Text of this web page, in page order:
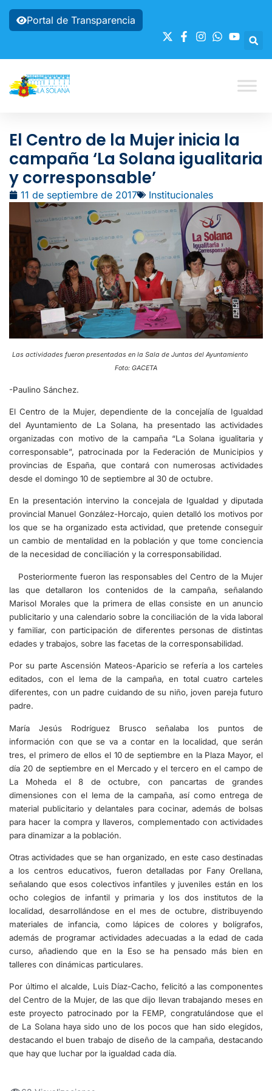
Portal de Transparencia
El Centro de la Mujer inicia la
campaña ‘La Solana igualitaria
y corresponsable’
11 de septiembre de 2017 Institucionales
Las actividades fueron presentadas en la Sala de Juntas del Ayuntamiento
Foto: GACETA
-Paulino Sánchez.
El Centro de la Mujer, dependiente de la concejalía de Igualdad
del Ayuntamiento de La Solana, ha presentado las actividades
organizadas con motivo de la campaña “La Solana igualitaria y
corresponsable”, patrocinada por la Federación de Municipios y
provincias de España, que contará con numerosas actividades
desde el domingo 10 de septiembre al 30 de octubre.
En la presentación intervino la concejala de Igualdad y diputada
provincial Manuel González-Horcajo, quien detalló los motivos por
los que se ha organizado esta actividad, que pretende conseguir
un cambio de mentalidad en la población y que tome conciencia
de la necesidad de conciliación y la corresponsabilidad.
Posteriormente fueron las responsables del Centro de la Mujer
las que detallaron los contenidos de la campaña, señalando
Marisol Morales que la primera de ellas consiste en un anuncio
publicitario y una calendario sobre la conciliación de la vida laboral
y familiar, con participación de diferentes personas de distintas
edades y trabajos, sobre las facetas de la corresponsabilidad.
Por su parte Ascensión Mateos-Aparicio se refería a los carteles
editados, con el lema de la campaña, en total cuatro carteles
diferentes, con un padre cuidando de su niño, joven pareja futuro
padre.
María Jesús Rodríguez Brusco señalaba los puntos de
información con que se va a contar en la localidad, que serán
tres, el primero de ellos el 10 de septiembre en la Plaza Mayor, el
día 20 de septiembre en el Mercado y el tercero en el campo de
La Moheda el 8 de octubre, con pancartas de grandes
dimensiones con el lema de la campaña, así como entrega de
material publicitario y delantales para cocinar, además de bolsas
para hacer la compra y llaveros, complementado con actividades
para dinamizar a la población.
Otras actividades que se han organizado, en este caso destinadas
a los centros educativos, fueron detalladas por Fany Orellana,
señalando que esos colectivos infantiles y juveniles están en los
ocho colegios de infantil y primaria y los dos institutos de la
localidad, desarrollándose en el mes de octubre, distribuyendo
materiales de infancia, como lápices de colores y bolígrafos,
además de programar actividades adecuadas a la edad de cada
curso, añadiendo que en la Eso se ha pensado más bien en
talleres con dinámicas particulares.
Por último el alcalde, Luis Díaz-Cacho, felicitó a las componentes
del Centro de la Mujer, de las que dijo llevan trabajando meses en
este proyecto patrocinado por la FEMP, congratulándose que el
de La Solana haya sido uno de los pocos que han sido elegidos,
destacando el buen trabajo de diseño de la campaña, destacando
que hay que luchar por la igualdad cada día.